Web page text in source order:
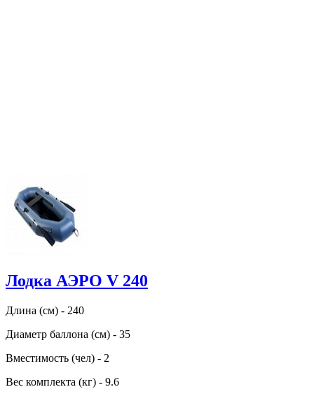
Лодка АЭРО V 240
Длина (см) - 240
Диаметр баллона (см) - 35
Вместимость (чел) - 2
Вес комплекта (кг) - 9.6